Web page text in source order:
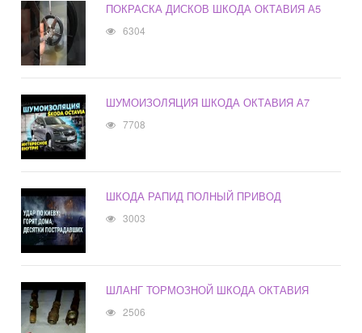
ПОКРАСКА ДИСКОВ ШКОДА ОКТАВИЯ А5
6304
ШУМОИЗОЛЯЦИЯ ШКОДА ОКТАВИЯ А7
7708
ШКОДА РАПИД ПОЛНЫЙ ПРИВОД
3003
ШЛАНГ ТОРМОЗНОЙ ШКОДА ОКТАВИЯ
2506